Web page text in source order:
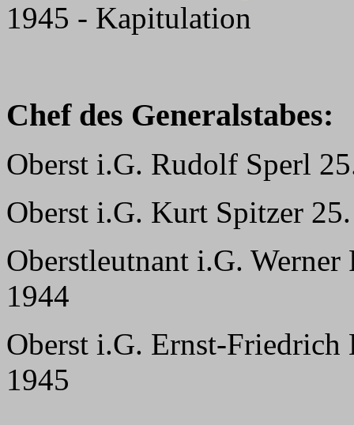
1945 - Kapitulation
Chef des Generalstabes:
Oberst i.G. Rudolf Sperl
Oberst i.G. Kurt Spitzer
Oberstleutnant i.G.
1944
Oberst i.G. Ernst-
1945